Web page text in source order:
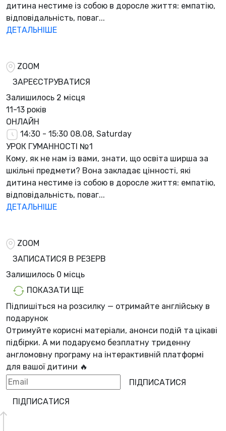
дитина нестиме із собою в доросле життя: емпатію,
відповідальність, поваг...
ДЕТАЛЬНІШЕ
ZOOM
ЗАРЕЄСТРУВАТИСЯ
Залишилось 2 місця
11-13 років
ОНЛАЙН
14:30 - 15:30 08.08, Saturday
УРОК ГУМАННОСТІ №1
Кому, як не нам із вами, знати, що освіта ширша за
шкільні предмети? Вона закладає цінності, які
дитина нестиме із собою в доросле життя: емпатію,
відповідальність, поваг...
ДЕТАЛЬНІШЕ
ZOOM
ЗАПИСАТИСЯ В РЕЗЕРВ
Залишилось 0 місць
ПОКАЗАТИ ЩЕ
Підпишіться на розсилку — отримайте англійську в
подарунок
Отримуйте корисні матеріали, анонси подій та цікаві
підбірки. А ми подаруємо безплатну триденну
англомовну програму на інтерактивній платформі
для вашої дитини 🔥
ПІДПИСАТИСЯ
ПІДПИСАТИСЯ